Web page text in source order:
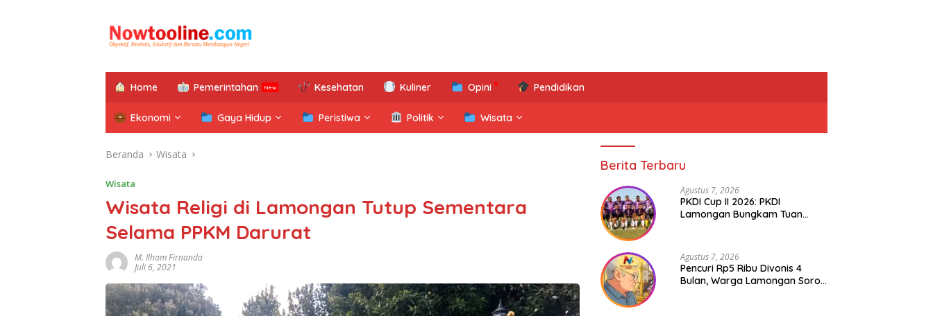
Home Pemerintahan Kesehatan Kuliner Opini Pendidikan
Ekonomi Gaya Hidup Peristiwa Politik Wisata
Beranda Wisata
Wisata
Wisata Religi di Lamongan Tutup Sementara
Selama PPKM Darurat
M. Ilham Firnanda
Juli 6, 2021
Berita Terbaru
Agustus 7, 2026
PKDI Cup II 2026: PKDI
Lamongan Bungkam Tuan
Agustus 7, 2026
Pencuri Rp5 Ribu Divonis 4
Bulan, Warga Lamongan Soroti